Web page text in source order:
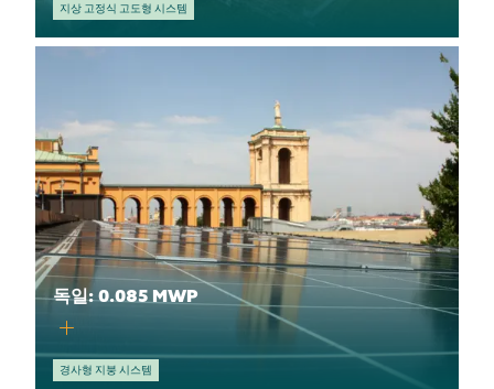
지상 고정식 고도형 시스템
독일: 0.085 MWP
경사형 지붕 시스템